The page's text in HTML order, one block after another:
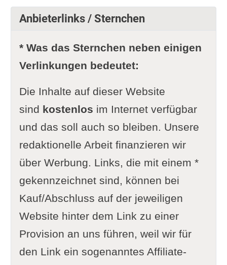
Anbieterlinks / Sternchen
* Was das Sternchen neben einigen
Verlinkungen bedeutet:
Die Inhalte auf dieser Website
sind kostenlos im Internet verfügbar
und das soll auch so bleiben. Unsere
redaktionelle Arbeit finanzieren wir
über Werbung. Links, die mit einem *
gekennzeichnet sind, können bei
Kauf/Abschluss auf der jeweiligen
Website hinter dem Link zu einer
Provision an uns führen, weil wir für
den Link ein sogenanntes Affiliate-